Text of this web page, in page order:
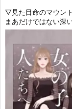
▽見た目命のマウン
まあだけではない深